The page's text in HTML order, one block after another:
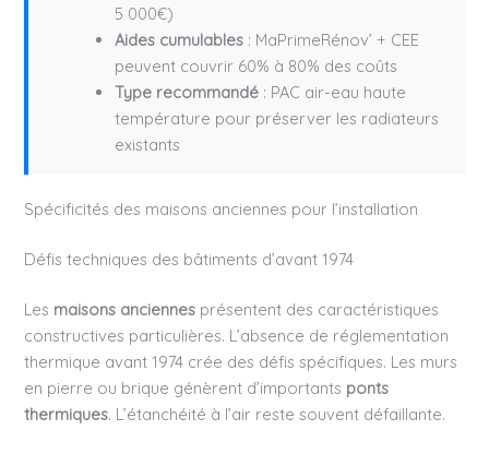
5 000€)
Aides cumulables : MaPrimeRénov’ + CEE
peuvent couvrir 60% à 80% des coûts
Type recommandé : PAC air-eau haute
température pour préserver les radiateurs
existants
Spécificités des maisons anciennes pour l’installation
Défis techniques des bâtiments d’avant 1974
Les maisons anciennes présentent des caractéristiques
constructives particulières. L’absence de réglementation
thermique avant 1974 crée des défis spécifiques. Les murs
en pierre ou brique génèrent d’importants ponts
thermiques. L’étanchéité à l’air reste souvent défaillante.